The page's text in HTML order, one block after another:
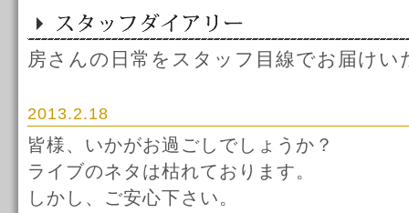
房さんの日常をスタッフ目線でお届けい
2013.2.18
皆様、いかがお過ごしでしょうか？
ライブのネタは枯れております。
しかし、ご安心下さい。